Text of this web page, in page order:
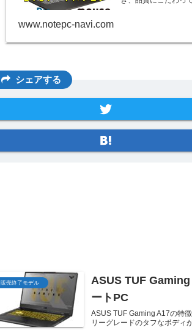
www.notepc-navi.com
シェアする
販売終了モデル
ASUS TUF Gaming
ートPC
ASUS TUF Gaming A17の特
リーグレードのタフなボディ